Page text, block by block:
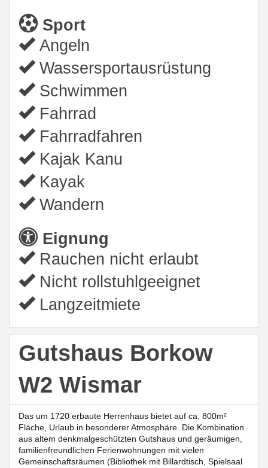
Sport
Angeln
Wassersportausrüstung
Schwimmen
Fahrrad
Fahrradfahren
Kajak Kanu
Kayak
Wandern
Eignung
Rauchen nicht erlaubt
Nicht rollstuhlgeeignet
Langzeitmiete
Gutshaus Borkow
W2 Wismar
Das um 1720 erbaute Herrenhaus bietet auf ca. 800m²
Fläche, Urlaub in besonderer Atmosphäre. Die Kombination
aus altem denkmalgeschützten Gutshaus und geräumigen,
familienfreundlichen Ferienwohnungen mit vielen
Gemeinschaftsräumen (Bibliothek mit Billardtisch, Spielsaal